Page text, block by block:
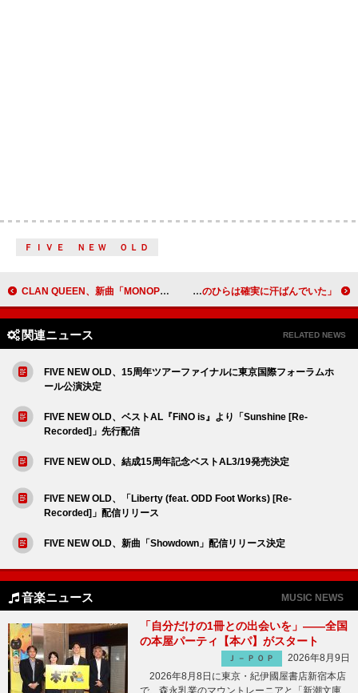
ＦＩＶＥ ＮＥＷ ＯＬＤ
CLAN QUEEN、新曲「MONOPOLY」MV公開 トラヴィス・ケルシー、テイラー・スウィフトにプロポーズした瞬間を振り返る「手のひらは確実に汗ばんでいた」
関連ニュース RELATED NEWS
FIVE NEW OLD、15周年ツアーファイナルに東京国際フォーラムホ
ール公演決定
FIVE NEW OLD、ベストAL『FiNO is』より「Sunshine [Re-
Recorded]」先行配信
FIVE NEW OLD、結成15周年記念ベストAL3/19発売決定
FIVE NEW OLD、「Liberty (feat. ODD Foot Works) [Re-
Recorded]」配信リリース
FIVE NEW OLD、新曲「Showdown」配信リリース決定
音楽ニュース MUSIC NEWS
「自分だけの1冊との出会いを」――全国
の本屋パーティ【本パ】がスタート
Ｊ－ＰＯＰ
2026年8月9日
2026年8月8日に東京・紀伊國屋書店新宿本店
で、森永乳業のマウントレーニアと「新潮文庫